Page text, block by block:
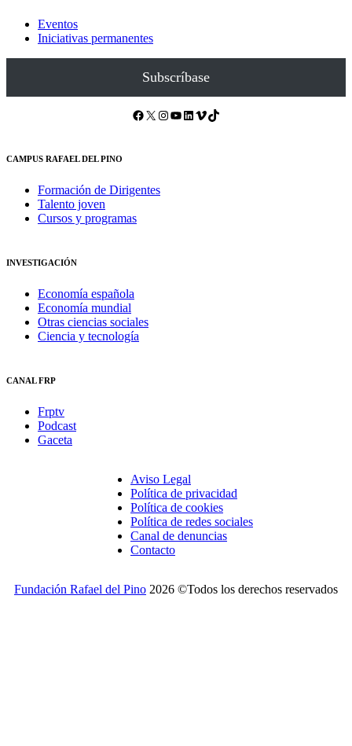
Eventos
Iniciativas permanentes
Subscríbase
Facebook X Instagram YouTube LinkedIn Vimeo TikTok
CAMPUS RAFAEL DEL PINO
Formación de Dirigentes
Talento joven
Cursos y programas
INVESTIGACIÓN
Economía española
Economía mundial
Otras ciencias sociales
Ciencia y tecnología
CANAL FRP
Frptv
Podcast
Gaceta
Aviso Legal
Política de privacidad
Política de cookies
Política de redes sociales
Canal de denuncias
Contacto
Fundación Rafael del Pino 2026 ©Todos los derechos reservados